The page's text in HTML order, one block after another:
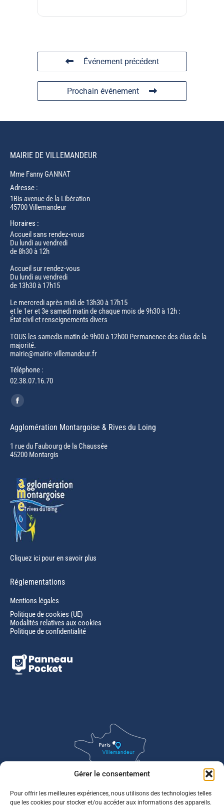
Gérer le consentement
Pour offrir les meilleures expériences, nous utilisons des technologies telles
que les cookies pour stocker et/ou accéder aux informations des appareils.
Événement précédent
Prochain événement
MAIRIE DE VILLEMANDEUR
Mme Fanny GANNAT
Adresse :
1Bis avenue de la Libération
45700 Villemandeur
Horaires :
Accueil sans rendez-vous
Du lundi au vendredi
de 8h30 à 12h
Accueil sur rendez-vous
Du lundi au vendredi
de 13h30 à 17h15
Le mercredi après midi de 13h30 à 17h15
et le 1er et 3e samedi matin de chaque mois de 9h30 à 12h :
État civil et renseignements divers
TOUS les samedis matin de 9h00 à 12h00 Permanence des élus de la
majorité.
mairie@mairie-villemandeur.fr
Téléphone :
02.38.07.16.70
Trouvez nous sur :
Facebook
opens
in
new
Agglomération Montargoise & Rives du Loing
1 rue du Faubourg de la Chaussée
45200 Montargis
Cliquez ici pour en savoir plus
Réglementations
Mentions légales
Politique de cookies (UE)
Modalités relatives aux cookies
Politique de confidentialité